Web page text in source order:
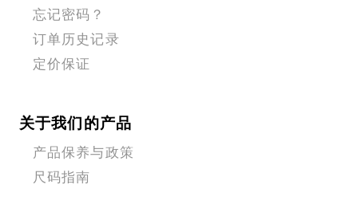
忘记密码？
订单历史记录
定价保证
关于我们的产品
产品保养与政策
尺码指南